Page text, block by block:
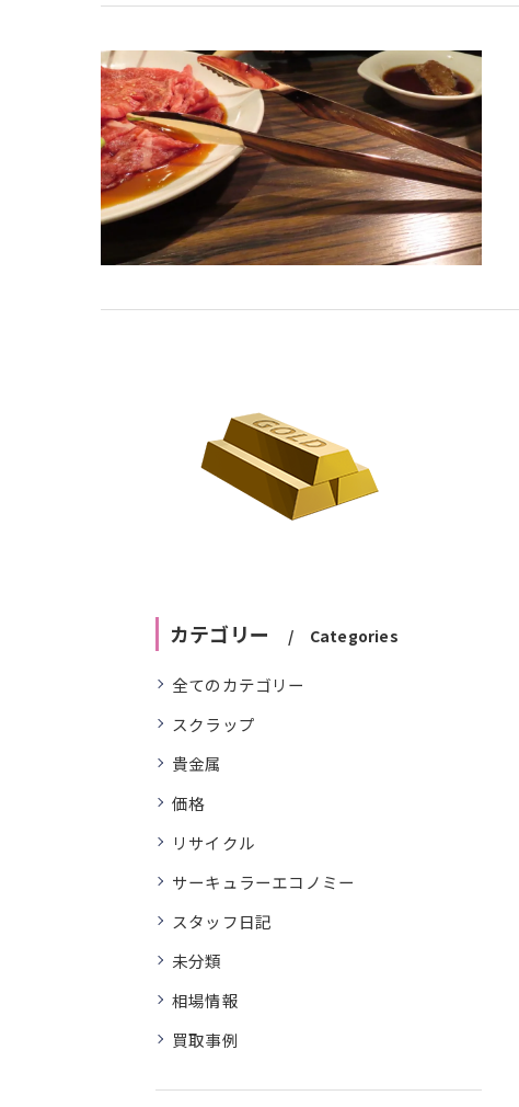
カテゴリー Categories
全てのカテゴリー
スクラップ
貴金属
価格
リサイクル
サーキュラーエコノミー
スタッフ日記
未分類
相場情報
買取事例